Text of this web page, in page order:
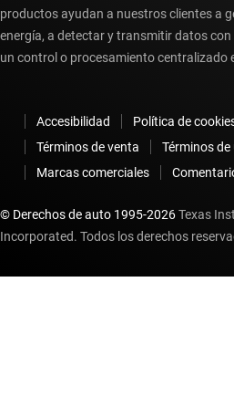
productos ayudan a nuestros clientes a
energía, a detectar y transmitir datos
un control o procesamiento centralizado
Accesibilidad Política de
Términos de venta
Términos de
Marcas comerciales
© Derechos de auto 1995-2026Texas
Incorporated. Todos los derechos